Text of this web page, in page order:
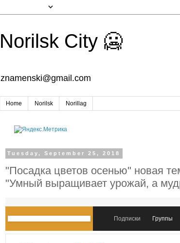
Norilsk City 🥶
znamenski@gmail.com
Home Norilsk Norillag
Tuesday, September 25, 2018
"Посадка цветов осенью" новая
"Умный выращивает урожай, а
Подписки Группы